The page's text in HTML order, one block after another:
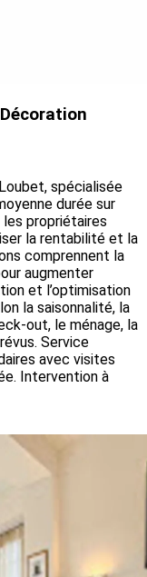
spécialisée
durée sur
les propriétaires
la rentabilité et la
comprennent la
augmenter
et l’optimisation
la saisonnalité, la
out, le ménage, la
Service
avec visites
Intervention à